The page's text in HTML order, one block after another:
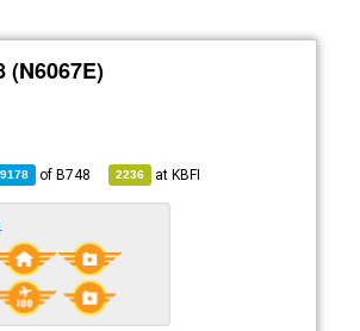
(N6067E)
9178 ofB748 2236 atKBFI